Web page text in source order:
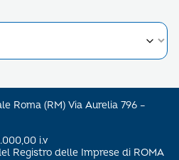
Roma (RM) Via Aurelia 796 –
i.v
Registro delle Imprese di ROMA